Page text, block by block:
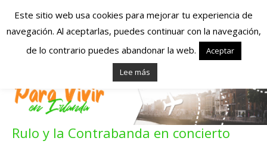
Españoles en
Irlanda – Vivir en
Irlanda – Trabajo
Rulo y la Contrabanda en concierto
Este sitio web usa cookies para mejorar tu experiencia de
navegación. Al aceptarlas, puedes continuar con la navegación,
de lo contrario puedes abandonar la web.
Aceptar
Lee más